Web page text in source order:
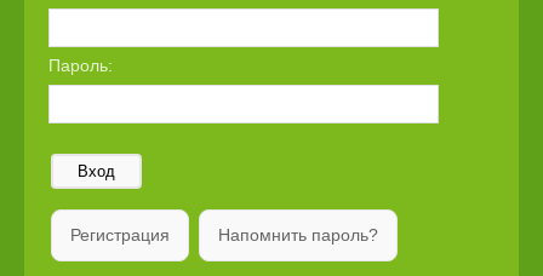
Пароль:
Вход
Регистрация Напомнить пароль?